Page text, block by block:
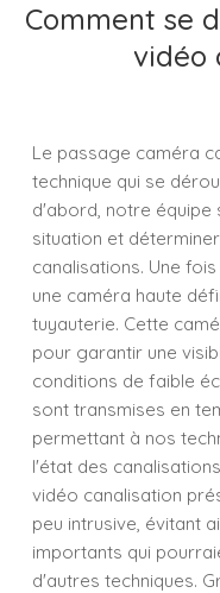
Comment se
vidéo
Le passage caméra
technique qui se
d'abord, notre équipe
situation et
canalisations. Une
une caméra haute
tuyauterie. Cette
pour garantir une
conditions de faible
sont transmises en
permettant à nos
l'état des
vidéo canalisation
peu intrusive, évitant
importants qui
d'autres techniques.